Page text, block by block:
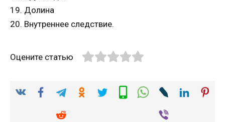
19. Долина
20. Внутреннее следствие.
Оцените статью